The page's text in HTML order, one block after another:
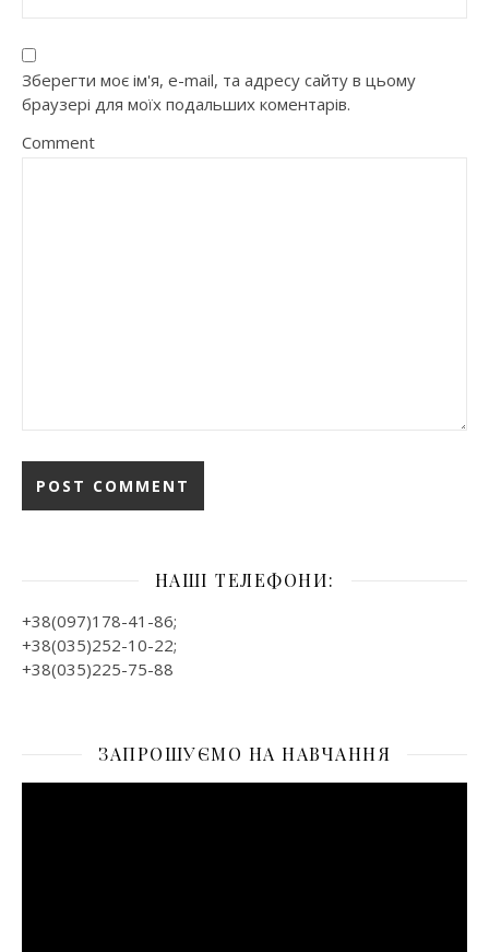
Зберегти моє ім'я, e-mail, та адресу сайту в цьому
браузері для моїх подальших коментарів.
Comment
НАШІ ТЕЛЕФОНИ:
+38(097)178-41-86;
+38(035)252-10-22;
+38(035)225-75-88
ЗАПРОШУЄМО НА НАВЧАННЯ